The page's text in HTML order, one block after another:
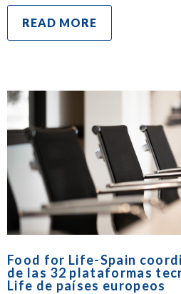
READ MORE
Food for Life-Spain
de las 32 plataformas
Life de países europeos